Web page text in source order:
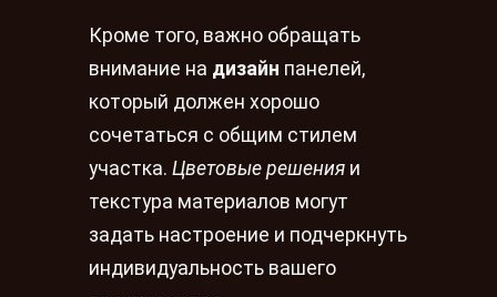
Кроме того, важно обращать
внимание на дизайн панелей,
который должен хорошо
сочетаться с общим стилем
участка. Цветовые решения и
текстура материалов могут
задать настроение и подчеркнуть
индивидуальность вашего